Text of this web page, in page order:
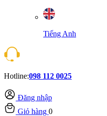
Tiếng Anh
Hotline:098 112 0025
Đăng nhập
Giỏ hàng 0